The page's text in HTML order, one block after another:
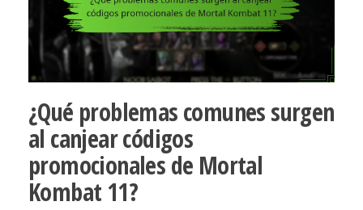
¿Qué problemas comunes surgen
al canjear códigos
promocionales de Mortal
Kombat 11?